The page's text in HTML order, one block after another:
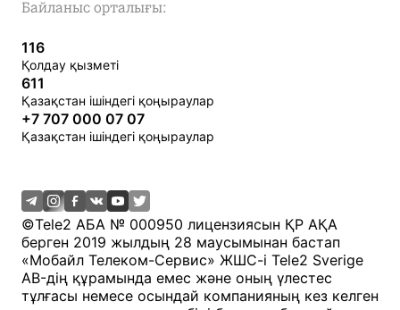
Байланыс орталығы:
116
Қолдау қызметі
611
Қазақстан ішіндегі қоңыраулар
+7 707 000 07 07
Қазақстан ішіндегі қоңыраулар
©Tele2 АБА № 000950 лицензиясын ҚР АҚА
берген 2019 жылдың 28 маусымынан бастап
«Мобайл Телеком-Сервис» ЖШС-і Tele2 Sverige
AB-дің құрамында емес және оның үлестес
тұлғасы немесе осындай компанияның кез келген